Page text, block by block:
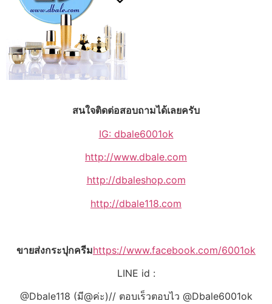
สนใจติดต่อสอบถามได้เลยครับ
IG: dbale6001ok
http://www.dbale.com
http://dbaleshop.com
http://dbale118.com
ขายส่งกระปุกครีมhttps://www.facebook.com/6001ok
LINE id :
@Dbale118 (มี@ค่ะ)// ตอบเร็วตอบไว @Dbale6001ok